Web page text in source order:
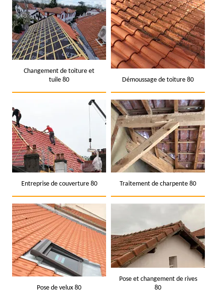
Changement de toiture et
tuile 80
Démoussage de toiture 80
Entreprise de couverture 80 Traitement de charpente 80
Pose de velux 80
Pose et changement de rives
80